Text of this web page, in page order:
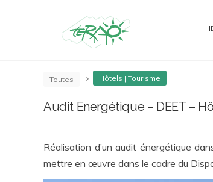
Toutes Hôtels | Tourisme
Audit Energétique – DEET –
Réalisation d’un audit énergétique
mettre en œuvre dans le cadre du